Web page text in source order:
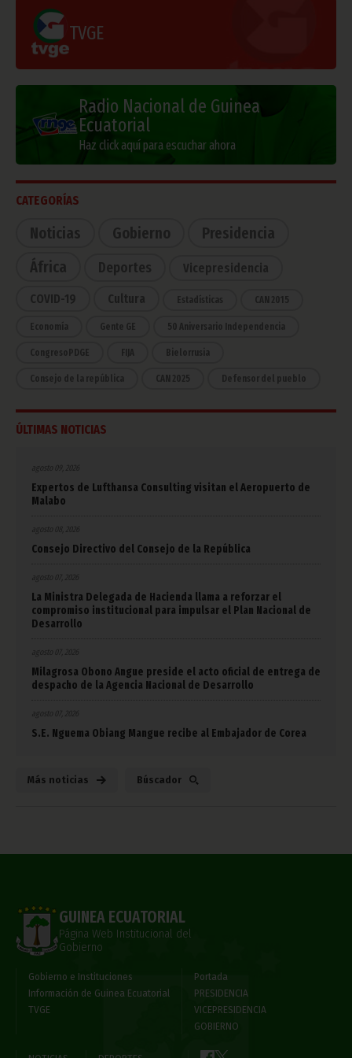
TVGE
Radio Nacional de Guinea
Ecuatorial
Haz click aquí para escuchar ahora
CATEGORÍAS
Noticias Gobierno
Presidencia
África
Deportes Vicepresidencia
COVID-19 Cultura Estadísticas CAN 2015
Economía Gente GE 50 Aniversario Independencia
CongresoPDGE FIJA Bielorrusia
Consejo de la república CAN 2025 Defensor del pueblo
ÚLTIMAS NOTICIAS
agosto 09, 2026
Expertos de Lufthansa Consulting visitan el Aeropuerto de
Malabo
agosto 08, 2026
Consejo Directivo del Consejo de la República
agosto 07, 2026
La Ministra Delegada de Hacienda llama a reforzar el
compromiso institucional para impulsar el Plan Nacional de
Desarrollo
agosto 07, 2026
Milagrosa Obono Angue preside el acto oficial de entrega de
despacho de la Agencia Nacional de Desarrollo
agosto 07, 2026
S.E. Nguema Obiang Mangue recibe al Embajador de Corea
Más noticias Búscador
GUINEA ECUATORIAL
Página Web Institucional del
Gobierno
Gobierno e Instituciones
Información de Guinea Ecuatorial
TVGE
Portada
PRESIDENCIA
VICEPRESIDENCIA
GOBIERNO